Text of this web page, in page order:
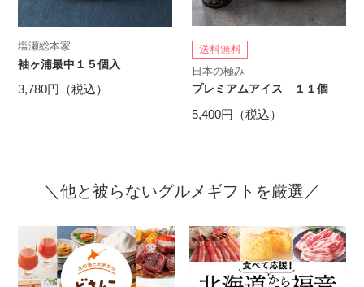
塩瀬総本家
袖ヶ浦最中１５個入
3,780円（税込）
送料無料
日本の極み
プレミアムアイス １１個
5,400円（税込）
＼他と被らないグルメギフトを厳選／